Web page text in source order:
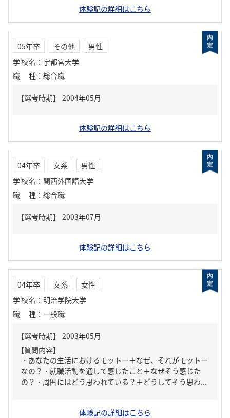
体験記の詳細はこちら
05年卒 その他
男性
学校名 ： 宇都宮大学
職種 ： 総合職
体験記の詳細はこちら
04年卒 文系
男性
学校名 ： 関西外国語大学
職種 ： 総合職
体験記の詳細はこちら
04年卒 文系
女性
学校名 ： 明治学院大学
職種 ： 一般職
【質問内容】
・あなたの生活におけるモットー＋なぜ、それがモットー
なの？・就職活動を通して感じたこと＋なぜそう感じた
の？・周囲にはどう思われている？＋どうしてそう思わ...
体験記の詳細はこちら